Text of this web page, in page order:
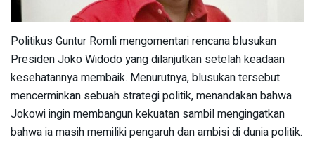
Politikus Guntur Romli mengomentari rencana blusukan
Presiden Joko Widodo yang dilanjutkan setelah keadaan
kesehatannya membaik. Menurutnya, blusukan tersebut
mencerminkan sebuah strategi politik, menandakan bahwa
Jokowi ingin membangun kekuatan sambil mengingatkan
bahwa ia masih memiliki pengaruh dan ambisi di dunia politik.